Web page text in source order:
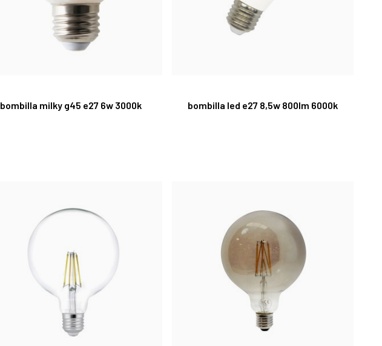
bombilla milky g45 e27 6w 3000k bombilla led e27 8,5w 800lm 6000k